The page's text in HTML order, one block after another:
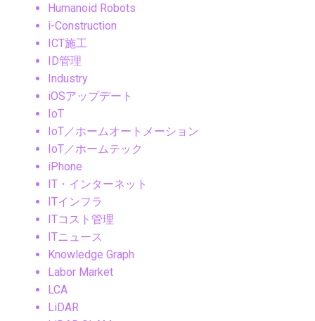
Humanoid Robots
i-Construction
ICT施工
ID管理
Industry
iOSアップデート
IoT
IoT／ホームオートメーション
IoT／ホームテック
iPhone
IT・インターネット
ITインフラ
ITコスト管理
ITニュース
Knowledge Graph
Labor Market
LCA
LiDAR